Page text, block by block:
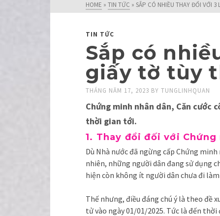
HOME » TIN TỨC » SẮP CÓ NHIỀU THAY ĐỔI VỚI 3
TIN TỨC
Sắp có
giấy tờ tùy
THÁNG NĂM 17, 2023 BY TUNGLINHQUAN
Chứng minh nhân dân, Căn cước
thời gian tới.
1. Thay đổi đối với
Dù Nhà nước đã ngừng cấp Chứng
nhiên, những người dân đang sử dụng
hiện còn không ít người dân chưa đi
Thế nhưng, điều đáng chú ý là theo đề
tử vào ngày 01/01/2025. Tức là đến